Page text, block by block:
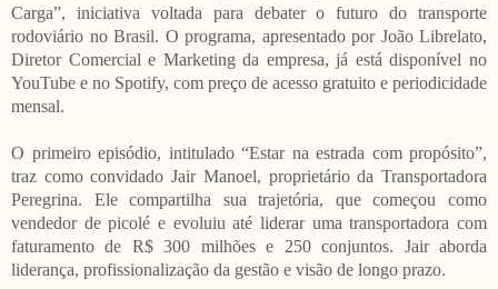
Carga”, iniciativa voltada para debater o futuro do transporte
rodoviário no Brasil. O programa, apresentado por João Librelato,
Diretor Comercial e Marketing da empresa, já está disponível no
YouTube e no Spotify, com preço de acesso gratuito e periodicidade
mensal.
O primeiro episódio, intitulado “Estar na estrada com propósito”,
traz como convidado Jair Manoel, proprietário da Transportadora
Peregrina. Ele compartilha sua trajetória, que começou como
vendedor de picolé e evoluiu até liderar uma transportadora com
faturamento de R$ 300 milhões e 250 conjuntos. Jair aborda
liderança, profissionalização da gestão e visão de longo prazo.